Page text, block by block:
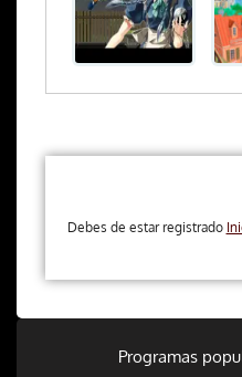
Debes de estar registrado
Programas